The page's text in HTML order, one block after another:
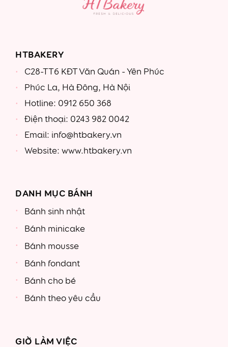
HTBAKERY
C28-TT6 KĐT Văn Quán - Yên Phúc
Phúc La, Hà Đông, Hà Nội
Hotline: 0912 650 368
Điện thoại: 0243 982 0042
Email: info@htbakery.vn
Website: www.htbakery.vn
DANH MỤC BÁNH
Bánh sinh nhật
Bánh minicake
Bánh mousse
Bánh fondant
Bánh cho bé
Bánh theo yêu cầu
GIỜ LÀM VIỆC